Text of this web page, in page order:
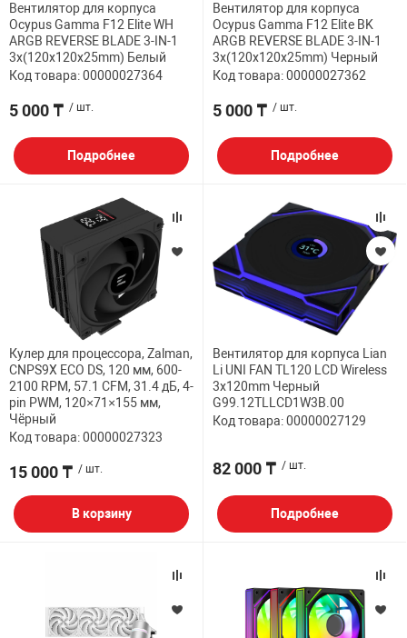
Вентилятор для корпуса
Ocypus Gamma F12 Elite WH
ARGB REVERSE BLADE 3-IN-1
3x(120x120x25mm) Белый
Код товара: 00000027364
5 000 ₸ / шт.
Подробнее
Вентилятор для корпуса
Ocypus Gamma F12 Elite BK
ARGB REVERSE BLADE 3-IN-1
3x(120x120x25mm) Черный
Код товара: 00000027362
5 000 ₸ / шт.
Подробнее
Кулер для процессора, Zalman,
CNPS9X ECO DS, 120 мм, 600-
2100 RPM, 57.1 CFM, 31.4 дБ, 4-
pin PWM, 120×71×155 мм,
Чёрный
Код товара: 00000027323
15 000 ₸ / шт.
В корзину
Вентилятор для корпуса Lian
Li UNI FAN TL120 LCD Wireless
3x120mm Черный
G99.12TLLCD1W3B.00
Код товара: 00000027129
82 000 ₸ / шт.
Подробнее